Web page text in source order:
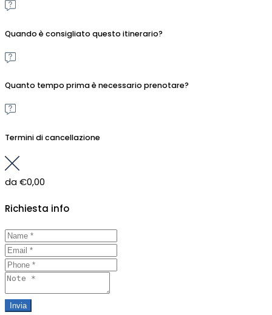
Quando è consigliato questo itinerario?
Quanto tempo prima è necessario prenotare?
Termini di cancellazione
da€0,00
Richiesta info